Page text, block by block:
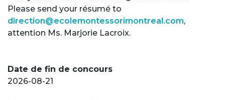
Please send your résumé to
direction@ecolemontessorimontreal.com,
attention Ms. Marjorie Lacroix.
Date de fin de concours
2026-08-21